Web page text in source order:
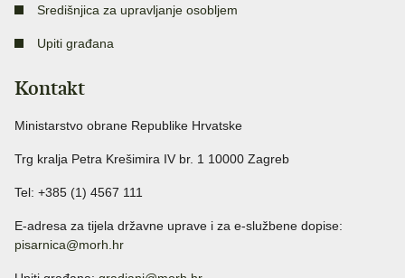
Središnjica za upravljanje osobljem
Upiti građana
Kontakt
Ministarstvo obrane Republike Hrvatske
Trg kralja Petra Krešimira IV br. 1 10000 Zagreb
Tel: +385 (1) 4567 111
E-adresa za tijela državne uprave i za e-službene dopise:
pisarnica@morh.hr